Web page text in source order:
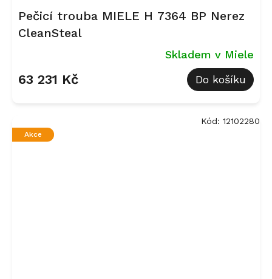
Pečicí trouba MIELE H 7364 BP Nerez
CleanSteal
Skladem v Miele
63 231 Kč Do košíku
Akce
Kód: 12102280